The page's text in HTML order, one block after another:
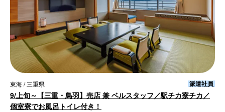
東海 / 三重県 派遣社員
9/上旬～【三重・鳥羽】売店 兼 ベルスタッフ／駅チカ寮チカ／
個室寮でお風呂トイレ付き！